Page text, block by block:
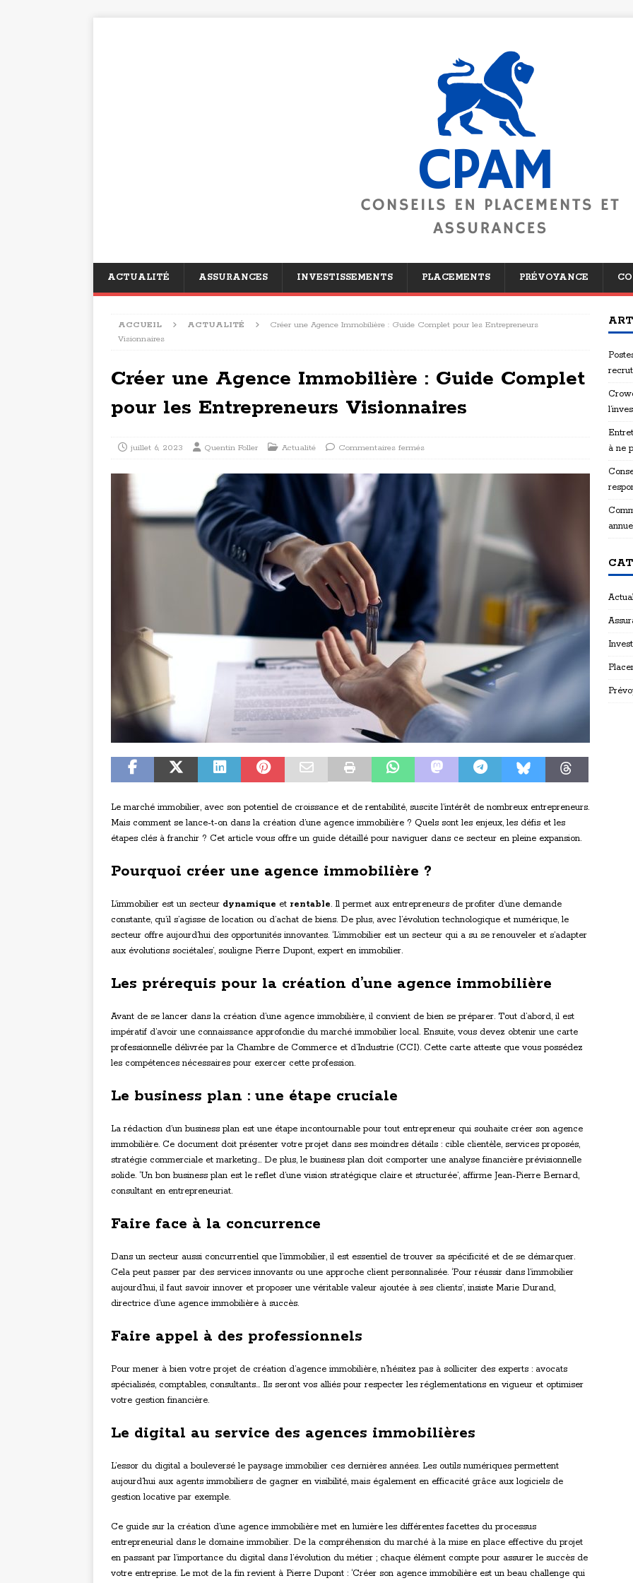
ACTUALITÉ ASSURANCES INVESTISSEMENTS PLACEMENTS PRÉVOYANCE
ACCUEIL ACTUALITÉ
Créer une Agence Immobilière : Guide Complet pour les Entrepreneurs
Visionnaires
Créer une Agence Immobilière : Guide Complet
pour les Entrepreneurs Visionnaires
juillet 6, 2023 Quentin Foller Actualité Commentaires fermés
Le marché immobilier, avec son potentiel de croissance et de rentabilité, suscite l’intérêt de nombreux entrepreneurs.
Mais comment se lance-t-on dans la création d’une agence immobilière ? Quels sont les enjeux, les défis et les
étapes clés à franchir ? Cet article vous offre un guide détaillé pour naviguer dans ce secteur en pleine expansion.
Pourquoi créer une agence immobilière ?
L’immobilier est un secteur dynamique et rentable. Il permet aux entrepreneurs de profiter d’une demande
constante, qu’il s’agisse de location ou d’achat de biens. De plus, avec l’évolution technologique et numérique, le
secteur offre aujourd’hui des opportunités innovantes. ‘L’immobilier est un secteur qui a su se renouveler et s’adapter
aux évolutions sociétales’, souligne Pierre Dupont, expert en immobilier.
Les prérequis pour la création d’une agence immobilière
Avant de se lancer dans la création d’une agence immobilière, il convient de bien se préparer. Tout d’abord, il est
impératif d’avoir une connaissance approfondie du marché immobilier local. Ensuite, vous devez obtenir une carte
professionnelle délivrée par la Chambre de Commerce et d’Industrie (CCI). Cette carte atteste que vous possédez
les compétences nécessaires pour exercer cette profession.
Le business plan : une étape cruciale
La rédaction d’un business plan est une étape incontournable pour tout entrepreneur qui souhaite créer son agence
immobilière. Ce document doit présenter votre projet dans ses moindres détails : cible clientèle, services proposés,
stratégie commerciale et marketing… De plus, le business plan doit comporter une analyse financière prévisionnelle
solide. ‘Un bon business plan est le reflet d’une vision stratégique claire et structurée’, affirme Jean-Pierre Bernard,
consultant en entrepreneuriat.
Faire face à la concurrence
Dans un secteur aussi concurrentiel que l’immobilier, il est essentiel de trouver sa spécificité et de se démarquer.
Cela peut passer par des services innovants ou une approche client personnalisée. ‘Pour réussir dans l’immobilier
aujourd’hui, il faut savoir innover et proposer une véritable valeur ajoutée à ses clients’, insiste Marie Durand,
directrice d’une agence immobilière à succès.
Faire appel à des professionnels
Pour mener à bien votre projet de création d’agence immobilière, n’hésitez pas à solliciter des experts : avocats
spécialisés, comptables, consultants… Ils seront vos alliés pour respecter les réglementations en vigueur et optimiser
votre gestion financière.
Le digital au service des agences immobilières
L’essor du digital a bouleversé le paysage immobilier ces dernières années. Les outils numériques permettent
aujourd’hui aux agents immobiliers de gagner en visibilité, mais également en efficacité grâce aux logiciels de
gestion locative par exemple.
Ce guide sur la création d’une agence immobilière met en lumière les différentes facettes du processus
entrepreneurial dans le domaine immobilier. De la compréhension du marché à la mise en place effective du projet
en passant par l’importance du digital dans l’évolution du métier ; chaque élément compte pour assurer le succès de
votre entreprise. Le mot de la fin revient à Pierre Dupont : ‘Créer son agence immobilière est un beau challenge qui
à ne